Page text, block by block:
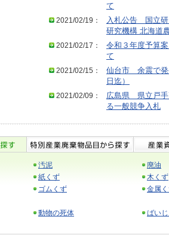
て
2021/02/19：
入札公告 国立研
研究機構 北海道
2021/02/17：
令和３年度予算
て
2021/02/15：
仙台市 余震で発
日迄）
2021/02/09：
広島県 県立戸手
る一般競争入札
汚泥
廃油
紙くず
木くず
ゴムくず 金属
動物の死体 ばい